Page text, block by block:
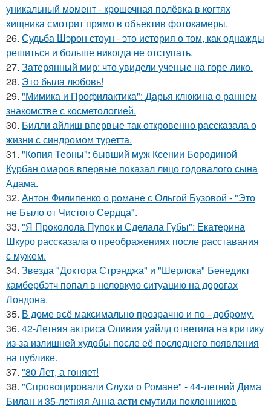
уникальный момент - крошечная полёвка в когтях
хищника смотрит прямо в объектив фотокамеры.
26. Судьба Шэрон стоун - это история о том, как однажды
решиться и больше никогда не отступать.
27. Затерянный мир: что увидели ученые на горе лико.
28. Это была любовь!
29. "Мимика и Профилактика": Дарья клюкина о раннем
знакомстве с косметологией.
30. Билли айлиш впервые так откровенно рассказала о
жизни с синдромом туретта.
31. "Копия Теоны": бывший муж Ксении Бородиной
Курбан омаров впервые показал лицо годовалого сына
Адама.
32. Антон Филипенко о романе с Ольгой Бузовой - "Это
не Было от Чистого Сердца".
33. "Я Проколола Пупок и Сделала Губы": Екатерина
Шкуро рассказала о преображениях после расставания
с мужем.
34. Звезда "Доктора Стрэнджа" и "Шерлока" Бенедикт
камбербэтч попал в неловкую ситуацию на дорогах
Лондона.
35. В доме всё максимально прозрачно и по - доброму.
36. 42-Летняя актриса Оливия уайлд ответила на критику
из-за излишней худобы после её последнего появления
на публике.
37. "80 Лет, а гоняет!
38. "Спровоцировали Слухи о Романе" - 44-летний Дима
Билан и 35-летняя Анна асти смутили поклонников